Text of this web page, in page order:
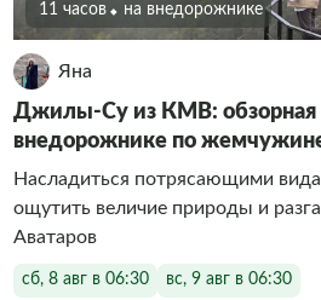
11 часов На внедорожнике
Яна
Джилы-Су из КМВ: обзорная
внедорожнике по
Насладиться потрясающими
ощутить величие природы и
Аватаров
сб, 8 авг в 06:30 вс, 9 авг в 06:30